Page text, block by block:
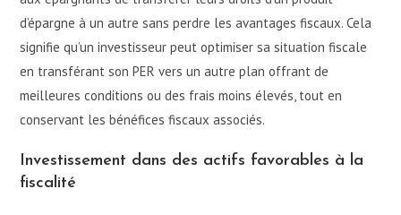
d’épargne à un autre sans perdre les avantages fiscaux. Cela
signifie qu’un investisseur peut optimiser sa situation fiscale
en transférant son PER vers un autre plan offrant de
meilleures conditions ou des frais moins élevés, tout en
conservant les bénéfices fiscaux associés.
Investissement dans des actifs favorables à la
fiscalité